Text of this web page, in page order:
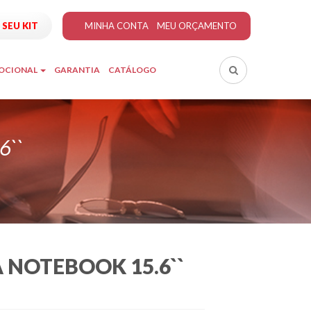
MINHA CONTA MEU ORÇAMENTO
KIT
GARANTIA CATÁLOGO
15.6``